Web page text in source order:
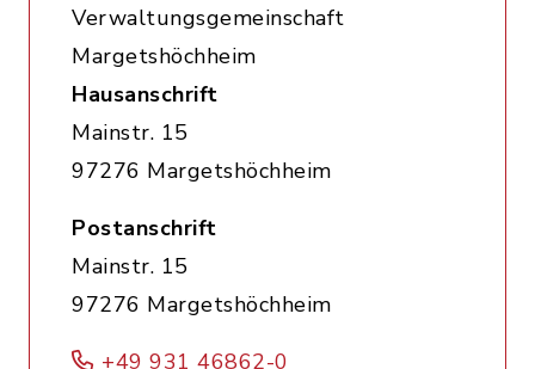
Verwaltungsgemeinschaft
Margetshöchheim
Hausanschrift
Mainstr. 15
97276 Margetshöchheim
Postanschrift
Mainstr. 15
97276 Margetshöchheim
+49 931 46862-0